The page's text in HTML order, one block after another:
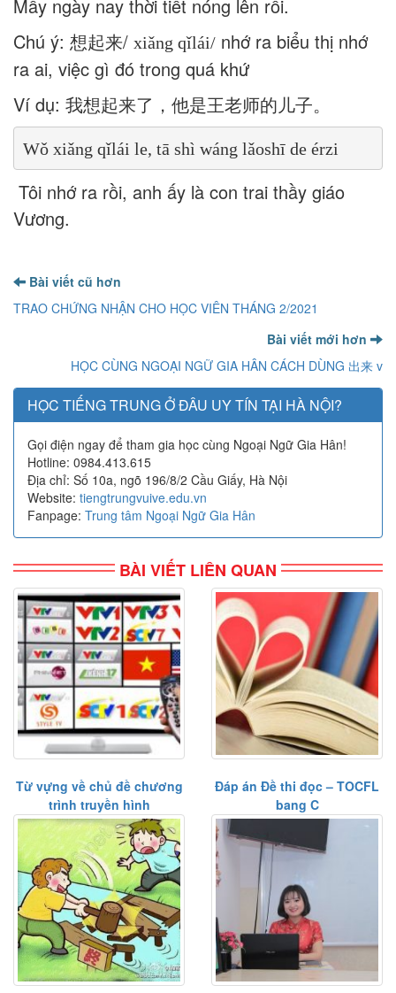
Mấy ngày nay thời tiết nóng lên rồi.
Chú ý: 想起来/ xiǎng qǐlái/ nhớ ra biểu thị nhớ
ra ai, việc gì đó trong quá khứ
Ví dụ: 我想起来了，他是王老师的儿子。
Wǒ xiǎng qǐlái le, tā shì wáng lǎoshī de érzi
Tôi nhớ ra rồi, anh ấy là con trai thầy giáo
Vương.
Bài viết cũ hơn
TRAO CHỨNG NHẬN CHO HỌC VIÊN THÁNG 2/2021
Bài viết mới hơn
HỌC CÙNG NGOẠI NGỮ GIA HÂN CÁCH DÙNG 出来 v
HỌC TIẾNG TRUNG Ở ĐÂU UY TÍN TẠI HÀ NỘI?
Gọi điện ngay để tham gia học cùng Ngoại Ngữ Gia Hân!
Hotline: 0984.413.615
Địa chỉ: Số 10a, ngõ 196/8/2 Cầu Giấy, Hà Nội
Website: tiengtrungvuive.edu.vn
Fanpage: Trung tâm Ngoại Ngữ Gia Hân
BÀI VIẾT LIÊN QUAN
Từ vựng về chủ đề chương
trình truyền hình
Đáp án Đề thi đọc – TOCFL
bang C